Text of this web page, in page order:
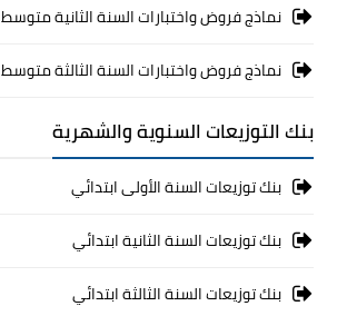
نماذج فروض واختبارات السنة الثانية متوسط
نماذج فروض واختبارات السنة الثالثة متوسط
بنك التوزيعات السنوية والشهرية
بنك توزيعات السنة الأولى ابتدائي
بنك توزيعات السنة الثانية ابتدائي
بنك توزيعات السنة الثالثة ابتدائي